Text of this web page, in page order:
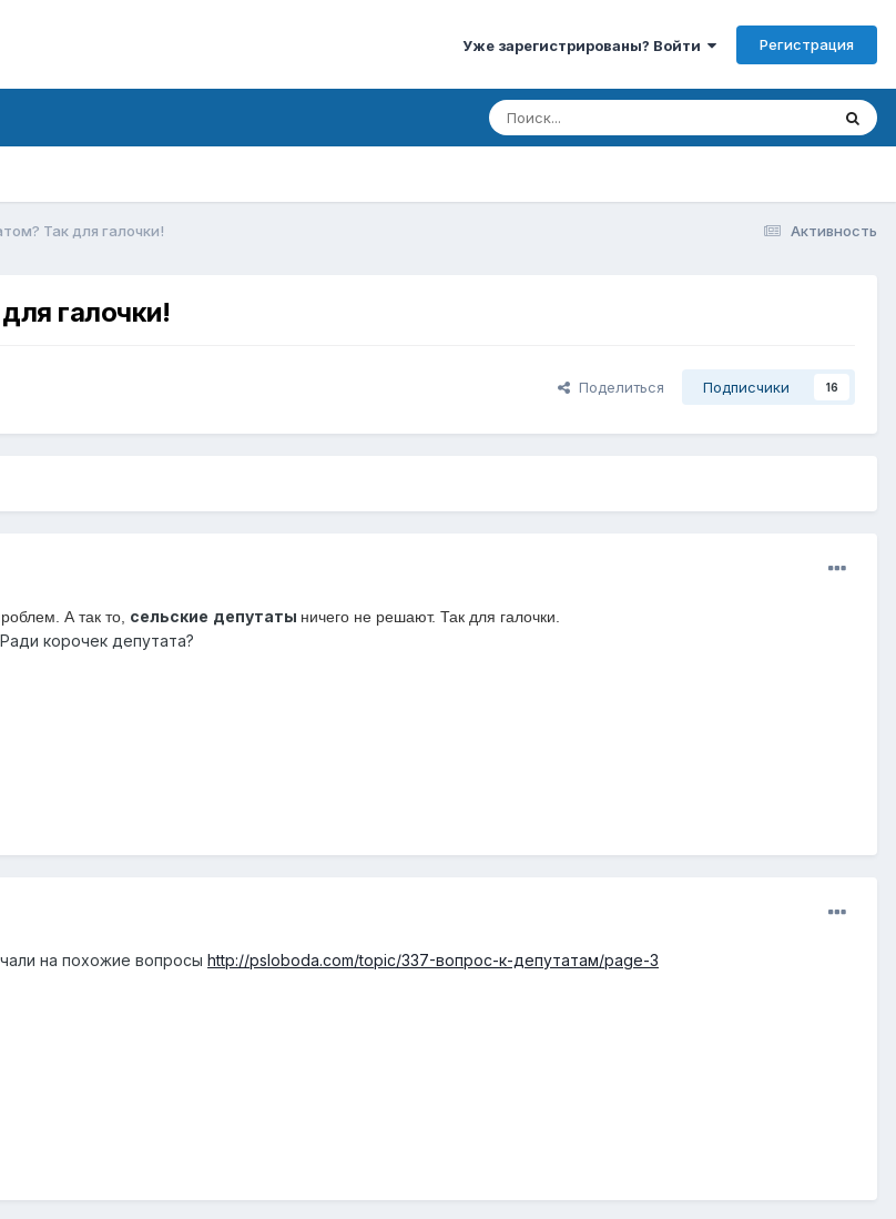
Уже зарегистрированы? Войти Регистрация
Активность
Так для галочки!
галочки!
Поделиться Подписчики 16
А так то, сельские депутаты ничего не решают. Так для галочки.
корочек депутата?
на похожие вопросы http://psloboda.com/topic/337-вопрос-к-депутатам/page-3